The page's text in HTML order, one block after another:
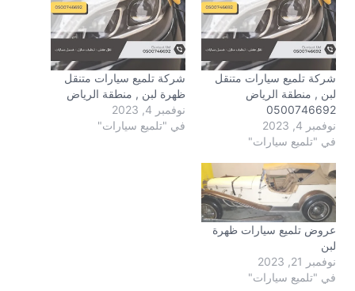
شركة تلميع سيارات متنقل
لبن , منطقة الرياض
0500746692
نوفمبر 4, 2023
في "تلميع سيارات"
شركة تلميع سيارات متنقل
ظهرة لبن , منطقة الرياض
نوفمبر 4, 2023
في "تلميع سيارات"
عروض تلميع سيارات ظهرة
لبن
نوفمبر 21, 2023
في "تلميع سيارات"